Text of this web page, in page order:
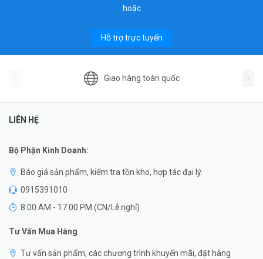
hoặc
Hỗ trợ trực tuyến
Giao hàng toàn quốc
LIÊN HỆ
Bộ Phận Kinh Doanh:
Báo giá sản phẩm, kiểm tra tồn kho, hợp tác đại lý.
0915391010
8:00 AM - 17:00 PM (CN/Lễ nghỉ)
Tư Vấn Mua Hàng
Tư vấn sản phẩm, các chương trình khuyến mãi, đặt hàng